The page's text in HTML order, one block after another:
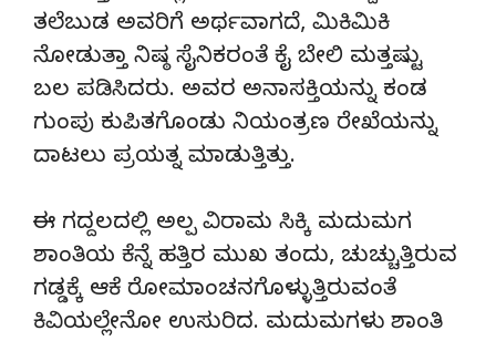
ತಲೆಬುಡ ಅವರಿಗೆ ಅರ್ಥವಾಗದೆ, ಮಿಕಿಮಿಕಿ
ನೋಡುತ್ತಾ ನಿಷ್ಠ ಸೈನಿಕರಂತೆ ಕೈ ಬೇಲಿ ಮತ್ತಷ್ಟು
ಬಲ ಪಡಿಸಿದರು. ಅವರ ಅನಾಸಕ್ತಿಯನ್ನು ಕಂಡ
ಗುಂಪು ಕುಪಿತಗೊಂಡು ನಿಯಂತ್ರಣ ರೇಖೆಯನ್ನು
ದಾಟಲು ಪ್ರಯತ್ನ ಮಾಡುತ್ತಿತ್ತು.
ಈ ಗದ್ದಲದಲ್ಲಿ ಅಲ್ಪ ವಿರಾಮ ಸಿಕ್ಕಿ ಮದುಮಗ
ಶಾಂತಿಯ ಕೆನ್ನೆ ಹತ್ತಿರ ಮುಖ ತಂದು, ಚುಚ್ಚುತ್ತಿರುವ
ಗಡ್ಡಕ್ಕೆ ಆಕೆ ರೋಮಾಂಚನಗೊಳ್ಳುತ್ತಿರುವಂತೆ
ಕಿವಿಯಲ್ಲೇನೋ ಉಸುರಿದ. ಮದುಮಗಳು ಶಾಂತಿ